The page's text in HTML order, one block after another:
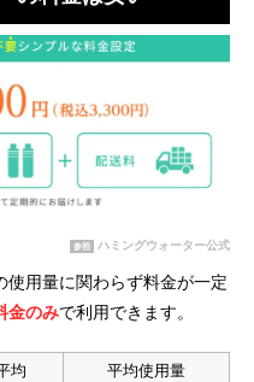
参照 ハミングウォーター公式
用量に関わらず料金が一定
金のみで利用できます。
均
平均使用量